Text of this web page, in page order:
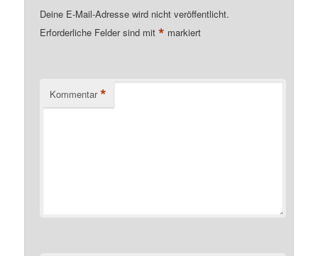
Deine E-Mail-Adresse wird nicht veröffentlicht.
Erforderliche Felder sind mit* markiert
Kommentar *